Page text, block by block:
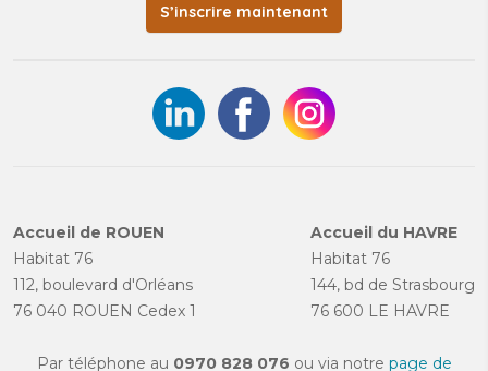
S’inscrire maintenant
Accueil de ROUEN
Habitat 76
112, boulevard d'Orléans
76 040 ROUEN Cedex 1
Accueil du HAVRE
Habitat 76
144, bd de Strasbourg
76 600 LE HAVRE
Par téléphone au 0970 828 076 ou via notre page de